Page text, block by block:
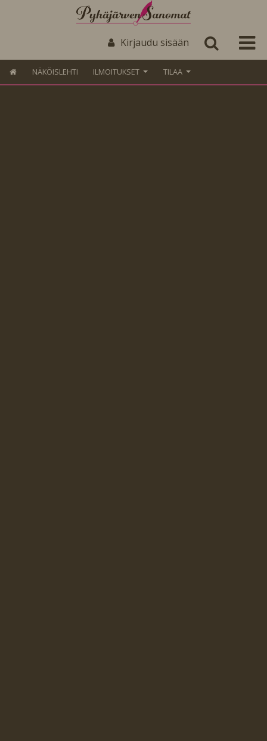
Kirjaudu sisään
NÄKÖISLEHTI ILMOITUKSET TILAA